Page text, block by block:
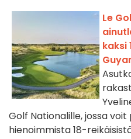
Le
kaksi
Golf Nationalille, jossa
hienoimmista 18-